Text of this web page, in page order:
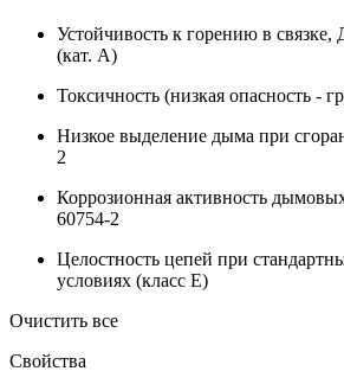
Устойчивость к горению в
(кат. A)
Токсичность (низкая опасность -
Низкое выделение дыма при
2
Коррозионная активность
60754-2
Целостность цепей при
условиях (класс E)
Очистить все
Свойства